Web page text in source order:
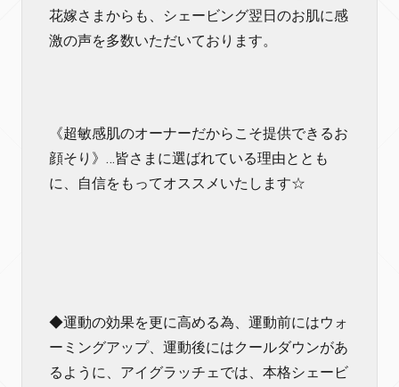
花嫁さまからも、シェービング翌日のお肌に感
激の声を多数いただいております。
《超敏感肌のオーナーだからこそ提供できるお
顔そり》…皆さまに選ばれている理由ととも
に、自信をもってオススメいたします☆
◆運動の効果を更に高める為、運動前にはウォ
ーミングアップ、運動後にはクールダウンがあ
るように、アイグラッチェでは、本格シェービ